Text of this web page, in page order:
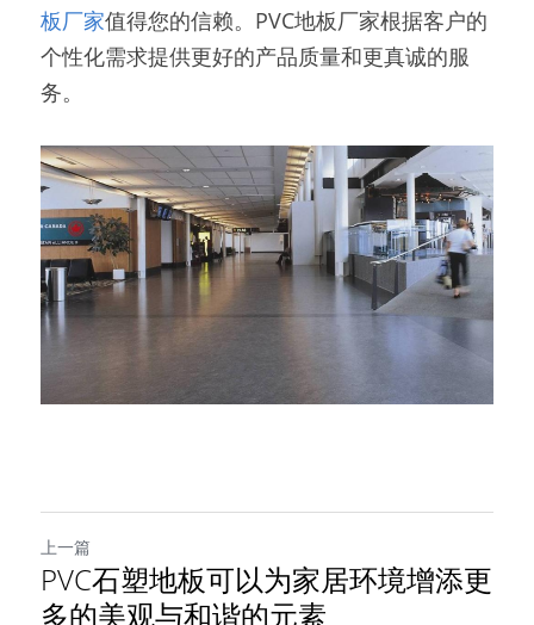
板厂家值得您的信赖。PVC地板厂家根据客户的
个性化需求提供更好的产品质量和更真诚的服
务。
上一篇
PVC石塑地板可以为家居环境增添更
多的美观与和谐的元素